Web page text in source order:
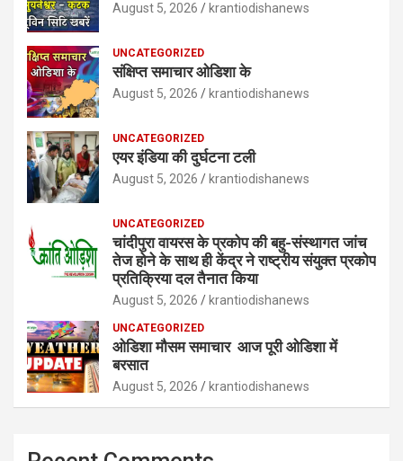
August 5, 2026 krantiodishanews
UNCATEGORIZED
संक्षिप्त समाचार ओडिशा के
August 5, 2026 krantiodishanews
UNCATEGORIZED
एयर इंडिया की दुर्घटना टली
August 5, 2026 krantiodishanews
UNCATEGORIZED
चांदीपुरा वायरस के प्रकोप की बहु-संस्थागत जांच
तेज होने के साथ ही केंद्र ने राष्ट्रीय संयुक्त प्रकोप
प्रतिक्रिया दल तैनात किया
August 5, 2026 krantiodishanews
UNCATEGORIZED
ओडिशा मौसम समाचार आज पूरी ओडिशा में
बरसात
August 5, 2026 krantiodishanews